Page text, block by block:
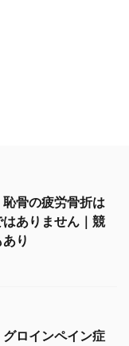
恥骨の疲労骨折は
はありません｜競
り
グロインペイン症